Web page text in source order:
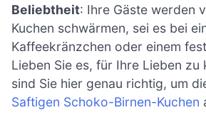
Beliebtheit: Ihre Gäste werden
Kuchen schwärmen, sei es bei
Kaffeekränzchen oder einem
Lieben Sie es, für Ihre Lieben zu
sind Sie hier genau richtig, um
Saftigen Schoko-Birnen-Kuchen